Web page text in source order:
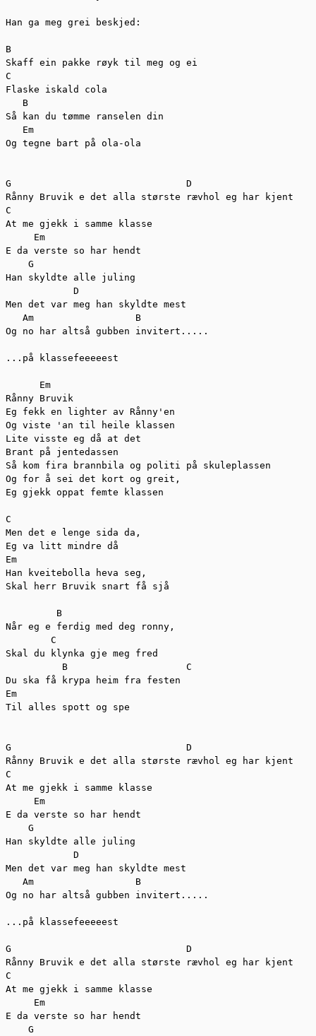
Han ga meg grei beskjed:
B
Skaff ein pakke røyk til meg og ei
C
Flaske iskald cola
   B
Så kan du tømme ranselen din
   Em
Og tegne bart på ola-ola
G                               D
Rånny Bruvik e det alla største rævhol eg har kjent
C
At me gjekk i samme klasse
     Em
E da verste so har hendt
    G
Han skyldte alle juling
            D
Men det var meg han skyldte mest
   Am                  B
Og no har altså gubben invitert.....
...på klassefeeeeest
      Em
Rånny Bruvik
Eg fekk en lighter av Rånny'en
Og viste 'an til heile klassen
Lite visste eg då at det
Brant på jentedassen
Så kom fira brannbila og politi på skuleplassen
Og for å sei det kort og greit,
Eg gjekk oppat femte klassen
C
Men det e lenge sida da,
Eg va litt mindre då
Em
Han kveitebolla heva seg,
Skal herr Bruvik snart få sjå
         B
Når eg e ferdig med deg ronny,
        C
Skal du klynka gje meg fred
          B                     C
Du ska få krypa heim fra festen
Em
Til alles spott og spe
G                               D
Rånny Bruvik e det alla største rævhol eg har kjent
C
At me gjekk i samme klasse
     Em
E da verste so har hendt
    G
Han skyldte alle juling
            D
Men det var meg han skyldte mest
   Am                  B
Og no har altså gubben invitert.....
...på klassefeeeeest
G                               D
Rånny Bruvik e det alla største rævhol eg har kjent
C
At me gjekk i samme klasse
     Em
E da verste so har hendt
    G